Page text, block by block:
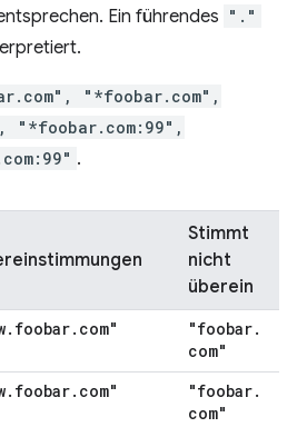
Ein führendes "."
"*foobar.com",
"*foobar.com:99",
.
Stimmt
nicht
überein
. foobar. com" "foobar.
com"
. foobar. com" "foobar.
com"